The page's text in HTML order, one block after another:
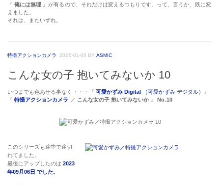
『俺には無理 』が有るので、それだけは変えるつもりです。って、言うか、既に変
えました。
それは、またいずれ。
特撮アクションカメラ 2026-01-06 BY ASMIC
こんな女の子 抱いてみないか 10
いつまでも色あせる事なく・・・『 可愛かずみ Digital （可愛かずみ デジタル）
』
『特撮アクションカメラ ／ こんな女の子 抱いてみないか 』No.10
このシリーズも途中で途切
れてました。
最後にアップしたのは 2023
年09月06日 でした。